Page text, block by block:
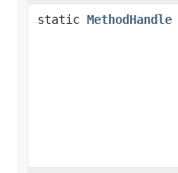
static MethodHandle